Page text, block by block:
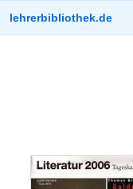
lehrerbibliothek.de